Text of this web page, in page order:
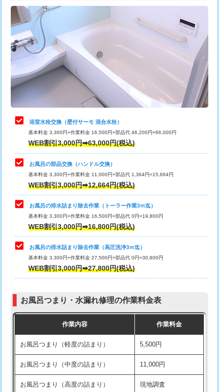
追加トーラー機使用/3m超え
カメラ調査 33,000円
桝清掃 8,800円
止水・漏水調査・防水処理・清掃・修
理・調整・分解・加工など（軽作業）
止水・漏水調査・防水処理・清掃・修
理・調整・分解・加工など（中作業）
22,000円
止水・漏水調査・防水処理・清掃・修
理・調整・分解・加工など（重作業）
33,000円
トイレタンク脱着
トイレ便器脱着
タンクレストイレ脱着 33,000円
小便器トイレ脱着
その他部品の脱着 8,800円～
交換・取付（タンク）
交換・取付（普通便座） 11,000円+材料費
交換・取付（温水洗浄便座） 16,500円+材料費
交換・取付(単水栓（壁付・デッキ
式）)
13,200円+材料費
交換・取付(混合水栓（壁付・デッキ
式・ワンホール）)
16,500円+材料費
浴室水栓交換（壁付サーモ 混合水栓）
基本料金 3,300円+作業料金 16,500円+部品代 46,200円=66,000円
WEB割引3,000円➡63,000円(税込)
お風呂の部品交換（ハンドル交換）
基本料金 3,300円+作業料金 11,000円+部品代 1,364円=15,664円
WEB割引3,000円➡12,664円(税込)
お風呂の排水詰まり除去作業（トーラー作業3ｍ迄）
基本料金 3,300円+作業料金 16,500円+部品代 0円=19,800円
WEB割引3,000円➡16,800円(税込)
お風呂の排水詰まり除去作業（高圧洗浄3ｍ迄）
基本料金 3,300円+作業料金 27,500円+部品代 0円=30,800円
WEB割引3,000円➡27,800円(税込)
お風呂つまり・水漏れ修理の作業料金表
作業内容 作業料金
お風呂つまり（軽度の詰まり） 5,500円
お風呂つまり（中度の詰まり） 11,000円
お風呂つまり（高度の詰まり） 現地調査